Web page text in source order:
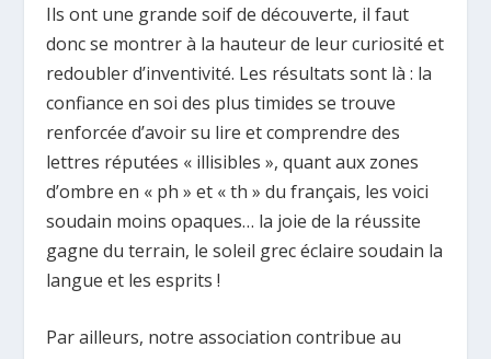
Ils ont une grande soif de découverte, il faut
donc se montrer à la hauteur de leur curiosité et
redoubler d’inventivité. Les résultats sont là : la
confiance en soi des plus timides se trouve
renforcée d’avoir su lire et comprendre des
lettres réputées « illisibles », quant aux zones
d’ombre en « ph » et « th » du français, les voici
soudain moins opaques… la joie de la réussite
gagne du terrain, le soleil grec éclaire soudain la
langue et les esprits !
Par ailleurs, notre association contribue au